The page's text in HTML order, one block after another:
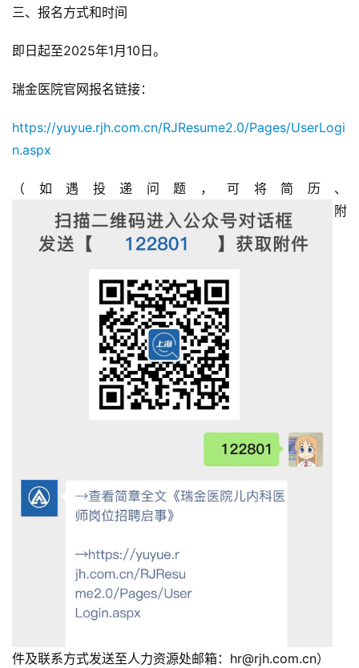
三、报名方式和时间
即日起至2025年1月10日。
瑞金医院官网报名链接：
https://yuyue.rjh.com.cn/RJResume2.0/Pages/UserLogi
n.aspx
（如遇投递问题，可将简历、
附
件及联系方式发送至人力资源处邮箱：hr@rjh.com.cn）